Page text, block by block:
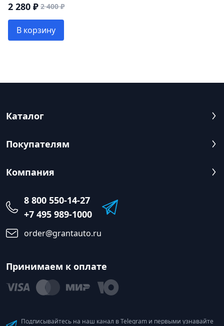
2 280 ₽ 2 400 ₽
В корзину
Каталог
Покупателям
Компания
8 800 550-14-27
+7 495 989-1000
order@grantauto.ru
Принимаем к оплате
Подписывайтесь на наш канал в Telegram и первыми узнавайте